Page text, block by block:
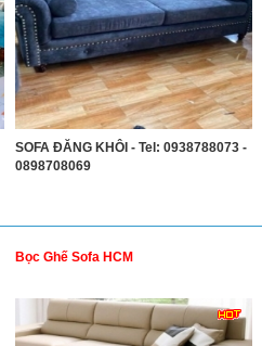
SOFA ĐĂNG KHÔI - Tel: 0938788073 -
0898708069
Bọc Ghế Sofa HCM